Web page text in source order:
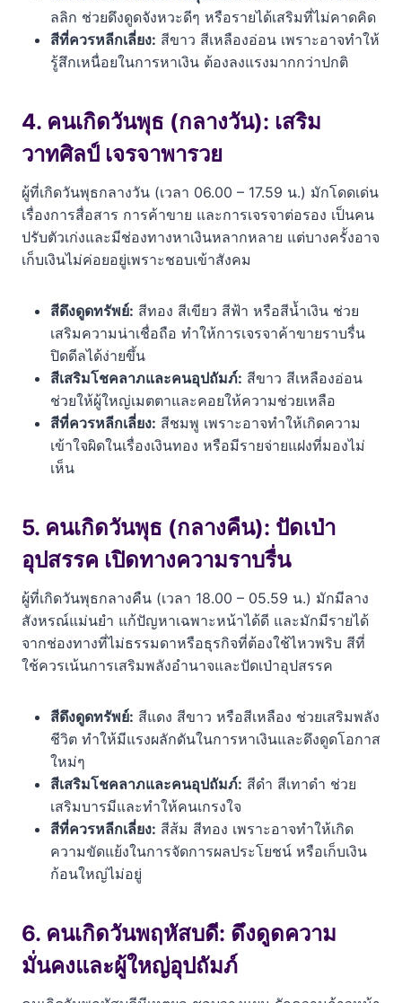
ลลิก ช่วยดึงดูดจังหวะดีๆ หรือรายได้เสริมที่ไม่คาดคิด
สีที่ควรหลีกเลี่ยง: สีขาว สีเหลืองอ่อน เพราะอาจทำให้
รู้สึกเหนื่อยในการหาเงิน ต้องลงแรงมากกว่าปกติ
4. คนเกิดวันพุธ (กลางวัน): เสริม
วาทศิลป์ เจรจาพารวย
ผู้ที่เกิดวันพุธกลางวัน (เวลา 06.00 – 17.59 น.) มักโดดเด่น
เรื่องการสื่อสาร การค้าขาย และการเจรจาต่อรอง เป็นคน
ปรับตัวเก่งและมีช่องทางหาเงินหลากหลาย แต่บางครั้งอาจ
เก็บเงินไม่ค่อยอยู่เพราะชอบเข้าสังคม
สีดึงดูดทรัพย์: สีทอง สีเขียว สีฟ้า หรือสีน้ำเงิน ช่วย
เสริมความน่าเชื่อถือ ทำให้การเจรจาค้าขายราบรื่น
ปิดดีลได้ง่ายขึ้น
สีเสริมโชคลาภและคนอุปถัมภ์: สีขาว สีเหลืองอ่อน
ช่วยให้ผู้ใหญ่เมตตาและคอยให้ความช่วยเหลือ
สีที่ควรหลีกเลี่ยง: สีชมพู เพราะอาจทำให้เกิดความ
เข้าใจผิดในเรื่องเงินทอง หรือมีรายจ่ายแฝงที่มองไม่
เห็น
5. คนเกิดวันพุธ (กลางคืน): ปัดเป่า
อุปสรรค เปิดทางความราบรื่น
ผู้ที่เกิดวันพุธกลางคืน (เวลา 18.00 – 05.59 น.) มักมีลาง
สังหรณ์แม่นยำ แก้ปัญหาเฉพาะหน้าได้ดี และมักมีรายได้
จากช่องทางที่ไม่ธรรมดาหรือธุรกิจที่ต้องใช้ไหวพริบ สีที่
ใช้ควรเน้นการเสริมพลังอำนาจและปัดเป่าอุปสรรค
สีดึงดูดทรัพย์: สีแดง สีขาว หรือสีเหลือง ช่วยเสริมพลัง
ชีวิต ทำให้มีแรงผลักดันในการหาเงินและดึงดูดโอกาส
ใหม่ๆ
สีเสริมโชคลาภและคนอุปถัมภ์: สีดำ สีเทาดำ ช่วย
เสริมบารมีและทำให้คนเกรงใจ
สีที่ควรหลีกเลี่ยง: สีส้ม สีทอง เพราะอาจทำให้เกิด
ความขัดแย้งในการจัดการผลประโยชน์ หรือเก็บเงิน
ก้อนใหญ่ไม่อยู่
6. คนเกิดวันพฤหัสบดี: ดึงดูดความ
มั่นคงและผู้ใหญ่อุปถัมภ์